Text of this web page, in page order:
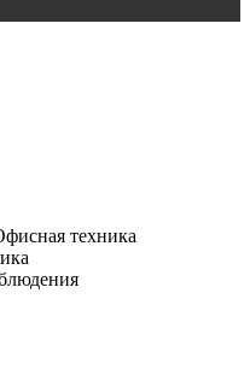
техника